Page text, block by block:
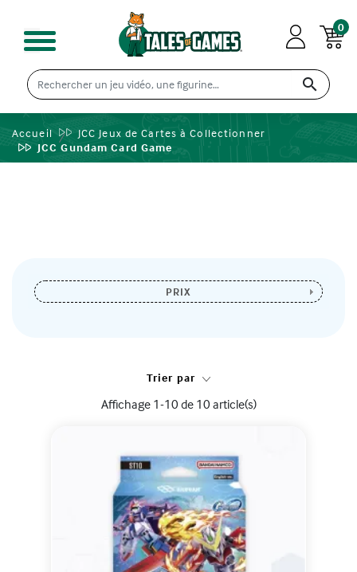

0
Accueil
JCC Jeux de Cartes à Collectionner
JCC Gundam Card Game
PRIX
Trier par
Affichage 1-10 de 10 article(s)